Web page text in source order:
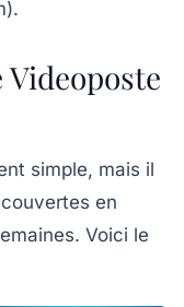
simple, mais il
en
Voici le